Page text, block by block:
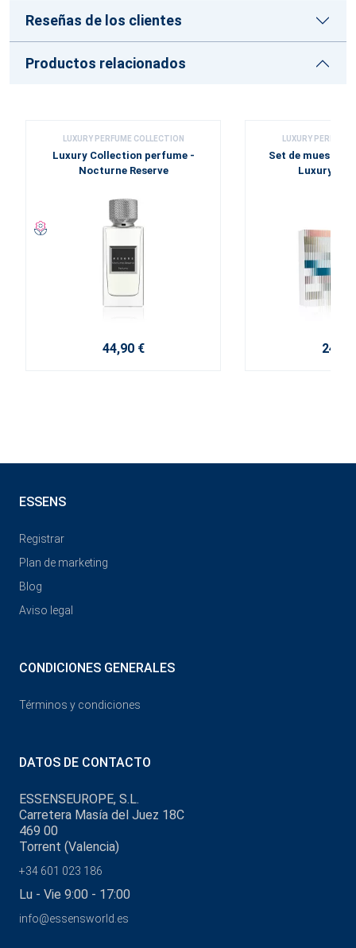
Reseñas de los clientes
Productos relacionados
LUXURY PERFUME COLLECTION
Luxury Collection perfume -
Nocturne Reserve
44,90 €
LUXURY
Set de muestras
Luxury
24,00
ESSENS
Registrar
Plan de marketing
Blog
Aviso legal
CONDICIONES GENERALES
Términos y condiciones
DATOS DE CONTACTO
ESSENSEUROPE, S.L.
Carretera Masía del Juez 18C
469 00
Torrent (Valencia)
+34 601 023 186
Lu - Vie 9:00 - 17:00
info@essensworld.es